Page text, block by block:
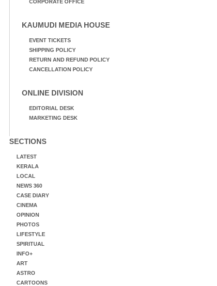
CORPORATE OFFICE
KAUMUDI MEDIA HOUSE
EVENT TICKETS
SHIPPING POLICY
RETURN AND REFUND POLICY
CANCELLATION POLICY
ONLINE DIVISION
EDITORIAL DESK
MARKETING DESK
SECTIONS
LATEST
KERALA
LOCAL
NEWS 360
CASE DIARY
CINEMA
OPINION
PHOTOS
LIFESTYLE
SPIRITUAL
INFO+
ART
ASTRO
CARTOONS